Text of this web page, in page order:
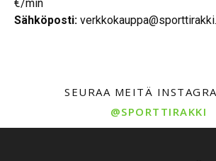
€/min
Sähköposti:
SEURAA MEITÄ
@SPORTTIRAKKI